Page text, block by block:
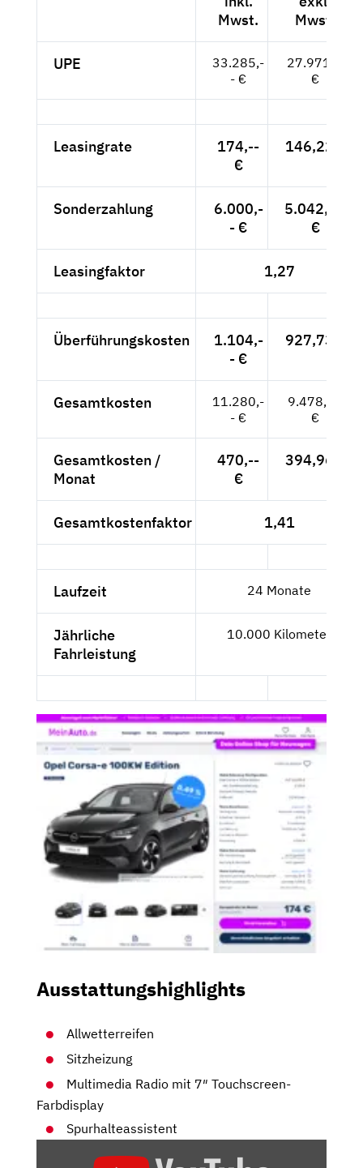
Mwst.
Mwst.
UPE
33.285,-
- €
27.971,--
€
Leasingrate
174,--
€
146,22 €
Sonderzahlung
6.000,-
- €
5.042,02
€
Leasingfaktor 1,27
Überführungskosten
1.104,-
- €
927,73 €
Gesamtkosten
11.280,-
- €
9.478,99
€
Gesamtkosten /
Monat
470,--
€
394,96 €
Gesamtkostenfaktor 1,41
Laufzeit 24 Monate
Jährliche
Fahrleistung
10.000 Kilometer
Ausstattungshighlights
Allwetterreifen
Sitzheizung
Multimedia Radio mit 7″ Touchscreen-
Farbdisplay
Spurhalteassistent